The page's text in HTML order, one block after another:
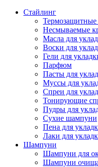
Стайлинг
Термозащитные
Несмываемые
Масла для
Воски для
Гели для
Парфюм
Пасты для
Муссы для
Спреи для
Тонирующие
Пудры для
Сухие шампуни
Пена для
Лаки для
Шампуни
Шампуни для
Шампуни